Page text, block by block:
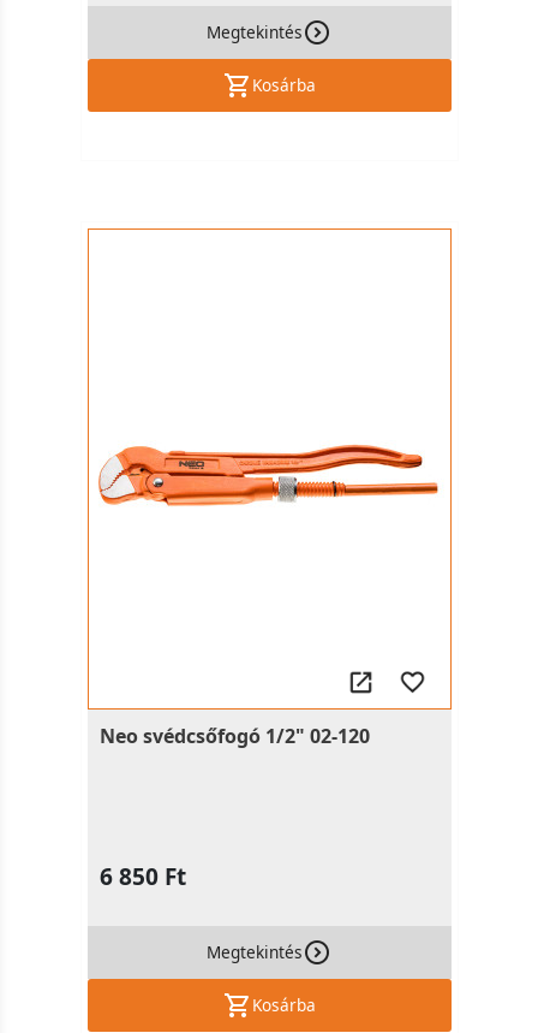
Megtekintés
Kosárba
Neo svédcsőfogó 1/2" 02-120
6 850 Ft
Megtekintés
Kosárba